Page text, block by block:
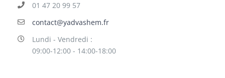
01 47 20 99 57
contact@yadvashem.fr
Lundi - Vendredi :
09:00-12:00 - 14:00-18:00